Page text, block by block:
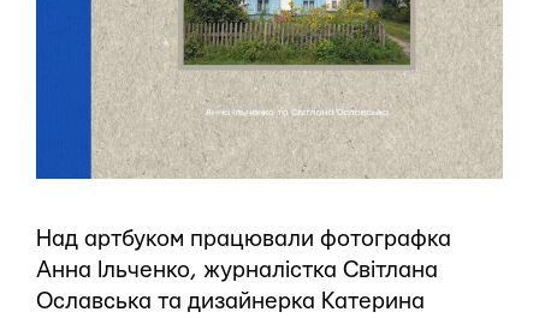
Над артбуком працювали фотографка
Анна Ільченко, журналістка Світлана
Ославська та дизайнерка Катерина